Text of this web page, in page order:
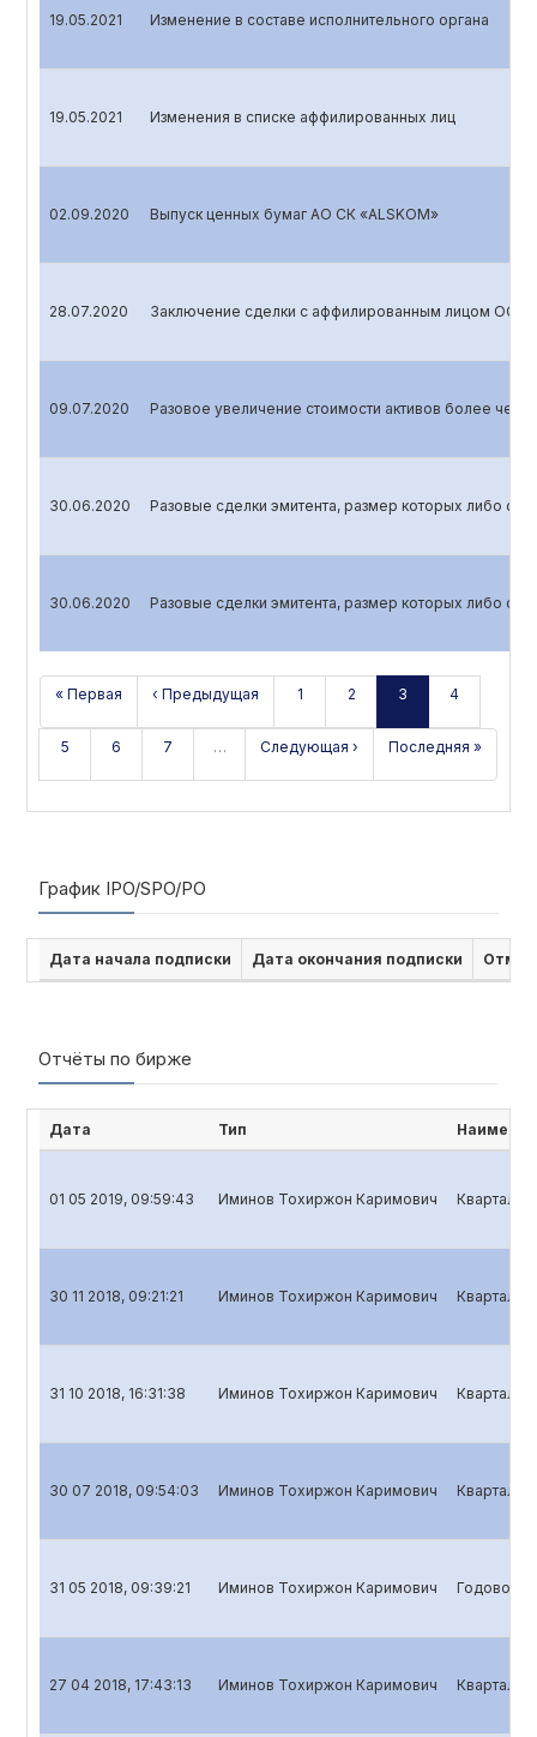
19.05.2021 Изменение в составе исполнительного органа
19.05.2021 Изменения в списке аффилированных лиц
02.09.2020 Выпуск ценных бумаг АО СК «ALSKOM»
28.07.2020 Заключение сделки с аффилированным лицом ООО
09.07.2020 Разовое увеличение стоимости активов более чем
30.06.2020 Разовые сделки эмитента, размер которых либо
30.06.2020 Разовые сделки эмитента, размер которых либо
« Первая ‹ Предыдущая 1 2 3 4
5 6 7 … Следующая › Последняя »
График IPO/SPO/PO
Дата начала подписки Дата окончания подписки
Отчёты по бирже
Дата Тип
01 05 2019, 09:59:43 Иминов Тохиржон Каримович
30 11 2018, 09:21:21 Иминов Тохиржон Каримович
31 10 2018, 16:31:38 Иминов Тохиржон Каримович
30 07 2018, 09:54:03 Иминов Тохиржон Каримович
31 05 2018, 09:39:21 Иминов Тохиржон Каримович Годовой
27 04 2018, 17:43:13 Иминов Тохиржон Каримович